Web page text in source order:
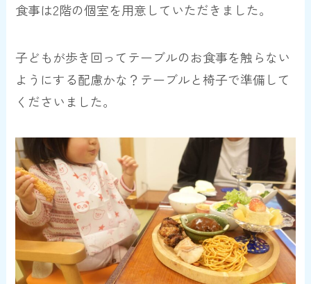
食事は2階の個室を用意していただきました。
子どもが歩き回ってテーブルのお食事を触らない
ようにする配慮かな？テーブルと椅子で準備して
くださいました。